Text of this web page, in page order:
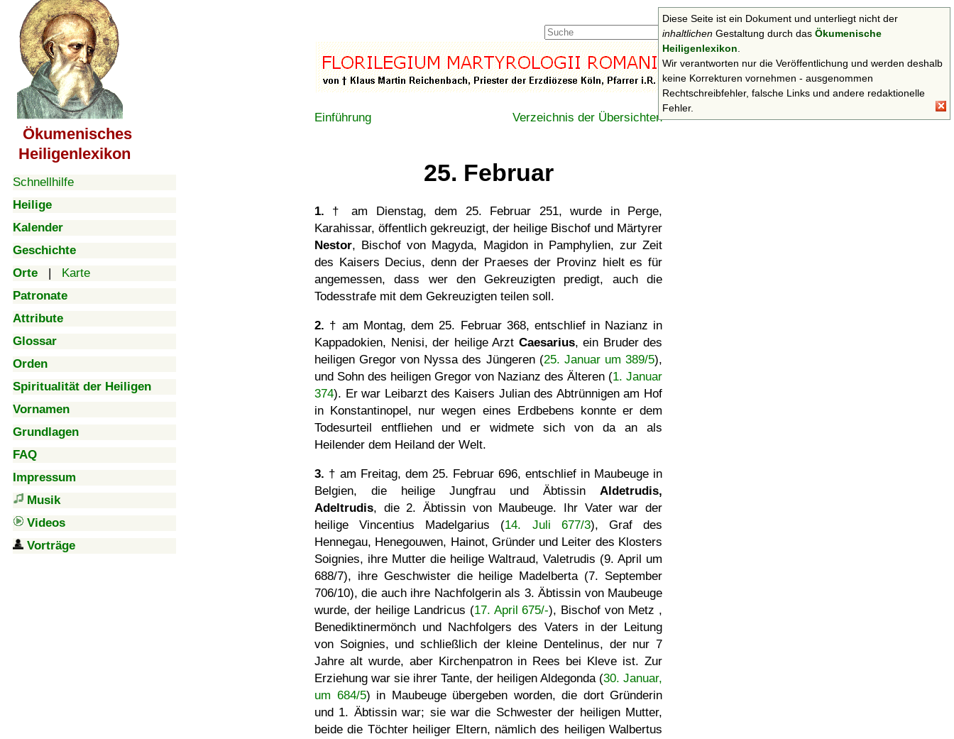
Ökumenisches
Heiligenlexikon
Schnellhilfe
Heilige
Kalender
Geschichte
Orte | Karte
Patronate
Attribute
Glossar
Orden
Spiritualität der Heiligen
Vornamen
Grundlagen
FAQ
Impressum
Musik
Videos
Vorträge
Suchen
Einführung Verzeichnis der Übersichten
25. Februar
1. † am Dienstag, dem 25. Februar 251, wurde in Perge,
Karahissar, öffentlich gekreuzigt, der heilige Bischof und Märtyrer
Nestor, Bischof von Magyda, Magidon in Pamphylien, zur Zeit
des Kaisers Decius, denn der Praeses der Provinz hielt es für
angemessen, dass wer den Gekreuzigten predigt, auch die
Todesstrafe mit dem Gekreuzigten teilen soll.
2. † am Montag, dem 25. Februar 368, entschlief in Nazianz in
Kappadokien, Nenisi, der heilige Arzt Caesarius, ein Bruder des
heiligen Gregor von Nyssa des Jüngeren (25. Januar um 389/5),
und Sohn des heiligen Gregor von Nazianz des Älteren (1. Januar
374). Er war Leibarzt des Kaisers Julian des Abtrünnigen am Hof
in Konstantinopel, nur wegen eines Erdbebens konnte er dem
Todesurteil entfliehen und er widmete sich von da an als
Heilender dem Heiland der Welt.
3. † am Freitag, dem 25. Februar 696, entschlief in Maubeuge in
Belgien, die heilige Jungfrau und Äbtissin Aldetrudis,
Adeltrudis, die 2. Äbtissin von Maubeuge. Ihr Vater war der
heilige Vincentius Madelgarius (14. Juli 677/3), Graf des
Hennegau, Henegouwen, Hainot, Gründer und Leiter des Klosters
Soignies, ihre Mutter die heilige Waltraud, Valetrudis (9. April um
688/7), ihre Geschwister die heilige Madelberta (7. September
706/10), die auch ihre Nachfolgerin als 3. Äbtissin von Maubeuge
wurde, der heilige Landricus (17. April 675/-), Bischof von Metz ,
Benediktinermönch und Nachfolgers des Vaters in der Leitung
von Soignies, und schließlich der kleine Dentelinus, der nur 7
Jahre alt wurde, aber Kirchenpatron in Rees bei Kleve ist. Zur
Erziehung war sie ihrer Tante, der heiligen Aldegonda (30. Januar,
um 684/5) in Maubeuge übergeben worden, die dort Gründerin
und 1. Äbtissin war; sie war die Schwester der heiligen Mutter,
beide die Töchter heiliger Eltern, nämlich des heiligen Walbertus
Diese Seite ist ein Dokument und unterliegt nicht der
inhaltlichen Gestaltung durch das Ökumenische
Heiligenlexikon
Wir verantworten nur die Veröffentlichung und werden deshalb
keine Korrekturen vornehmen - ausgenommen
Rechtschreibfehler, falsche Links und andere redaktionelle
Fehler.